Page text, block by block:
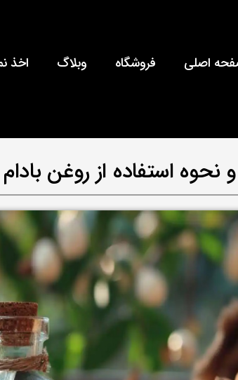
اصلی فروشگاه وبلاگ اخذ
استفاده از روغن